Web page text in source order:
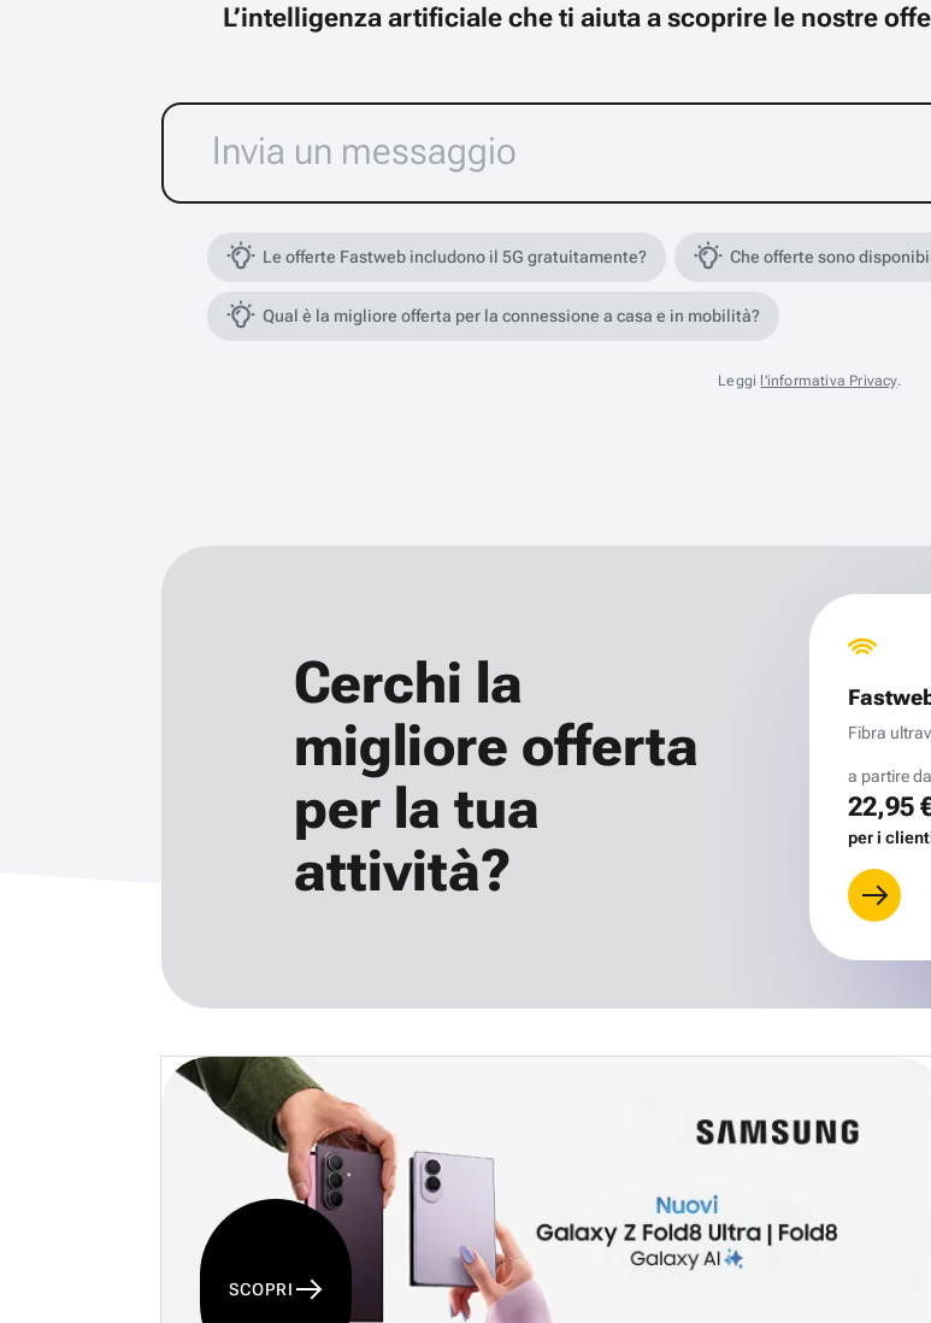
L’intelligenza artificiale che ti aiuta a scoprire le nostre
Le offerte Fastweb includono il 5G gratuitamente? Che offerte sono
Qual è la migliore offerta per la connessione a casa e in mobilità?
Leggi l'informativa Privacy.
Cerchi la
migliore offerta
per la tua
attività?
Fibra
a partire da
22,95
per i
SCOPRI